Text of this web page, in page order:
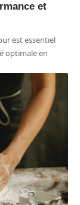
et
est essentiel
optimale en